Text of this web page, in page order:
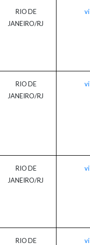
RIO DE
JANEIRO/RJ
RIO DE
JANEIRO/RJ
RIO DE
JANEIRO/RJ
RIO DE